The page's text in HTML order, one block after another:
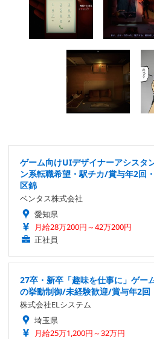
ゲーム向けUIデザイナーアシスタ
ン系転職希望・駅チカ/賞与年2回
区錦
ベンタス株式会社
愛知県
月給28万200円～42万200円
正社員
27卒・新卒「趣味を仕事に」ゲー
の挙動制御/未経験歓迎/賞与年2回
株式会社ELシステム
埼玉県
月給25万1,200円～32万円